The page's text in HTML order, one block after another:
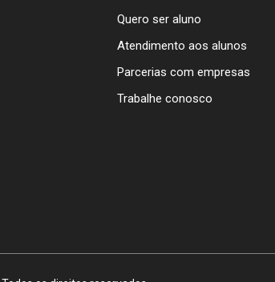
Quero ser aluno
Atendimento aos alunos
Parcerias com empresas
Trabalhe conosco